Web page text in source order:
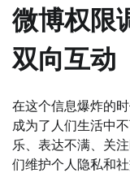
微博权限
双向互动
在这个信息爆炸的
成为了人们生活中
乐、表达不满、关
们维护个人隐私和